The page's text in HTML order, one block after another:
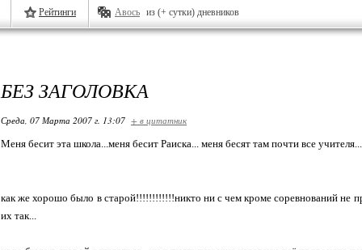
Рейтинги Авось из (+ сутки) дневников
БЕЗ ЗАГОЛОВКА
Среда, 07 Марта 2007 г. 13:07 + в цитатник
Меня бесит эта школа...меня бесит Раиска... меня бесят там почти все
как же хорошо было в старой!!!!!!!!!!!!никто ни с чем кроме соревнований не
их так...